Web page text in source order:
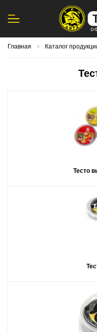
Главная Каталог
Тесто